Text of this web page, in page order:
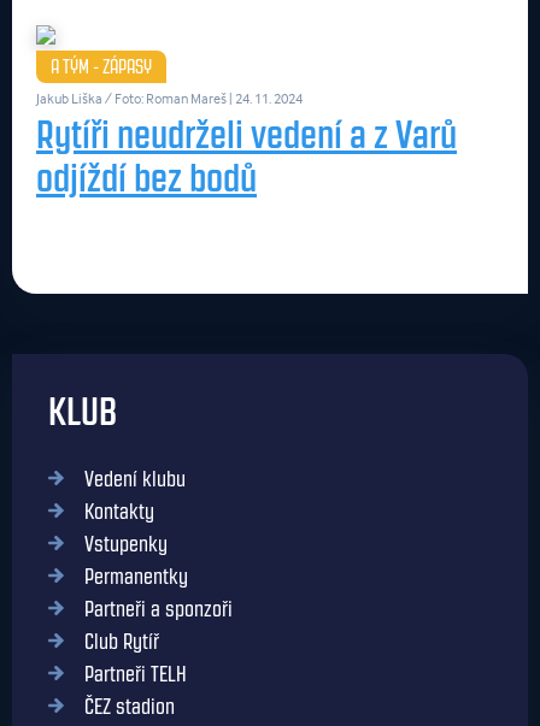
A TÝM - ZÁPASY
Jakub Liška / Foto: Roman Mareš | 24. 11. 2024
Rytíři neudrželi vedení a z Varů
odjíždí bez bodů
KLUB
Vedení klubu
Kontakty
Vstupenky
Permanentky
Partneři a sponzoři
Club Rytíř
Partneři TELH
ČEZ stadion